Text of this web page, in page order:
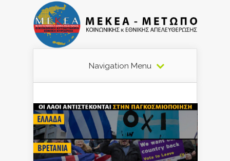
Navigation Menu